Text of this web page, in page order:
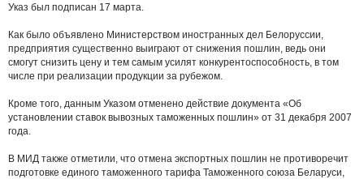
Указ был подписан 17 марта.
Как было объявлено Министерством иностранных дел Белоруссии,
предприятия существенно выиграют от снижения пошлин, ведь они
смогут снизить цену и тем самым усилят конкурентоспособность, в том
числе при реализации продукции за рубежом.
Кроме того, данным Указом отменено действие документа «Об
установлении ставок вывозных таможенных пошлин» от 31 декабря 2007
года.
В МИД также отметили, что отмена экспортных пошлин не противоречит
подготовке единого таможенного тарифа Таможенного союза Беларуси,